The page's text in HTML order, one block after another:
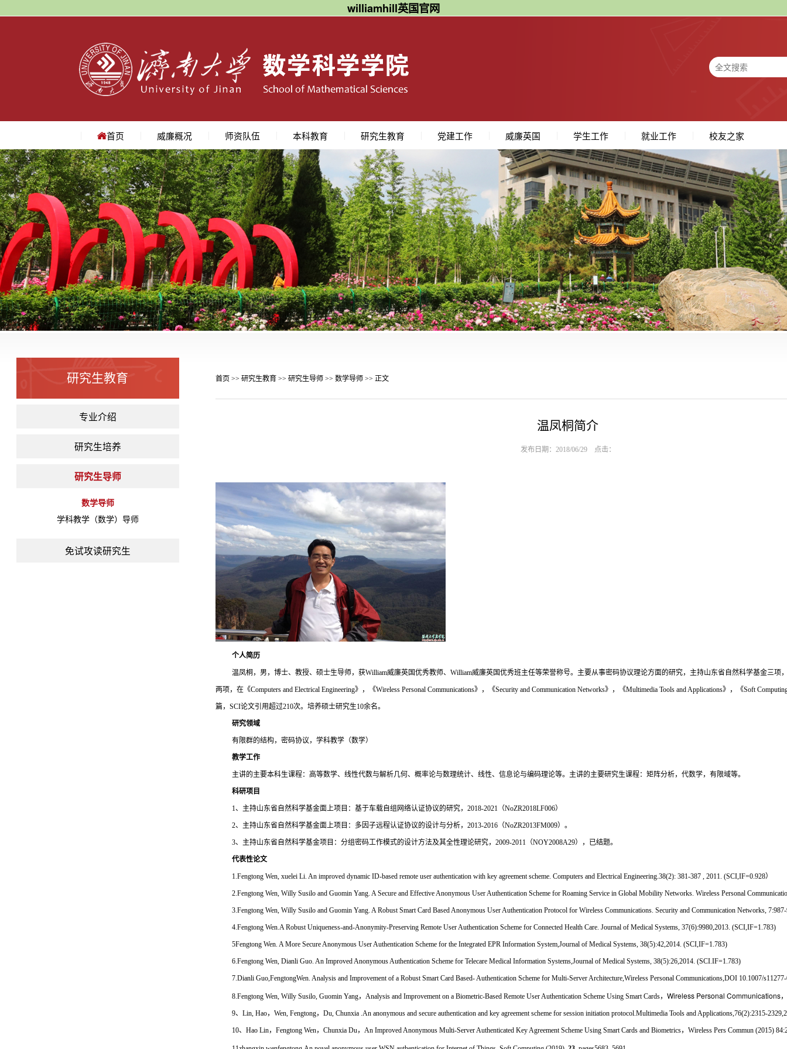
williamhill英国官网
首页 威廉概况
学院简介
学院领导
机构设置
院长寄语
地理位置
师资队伍
教授
副教授
讲师
名师访谈
本科教育
本科专业
培养方案
教学获奖
课程建设
教学研究
中学数学教学案例
研究生教育
专业介绍
研究生培养
研究生导师
免试攻读研究生
党建工作 威廉英国
数学与交叉科学研究中心
研究所
学术交流
学生工作
工作队伍
学工动态
团员之家
学生组织
学子风采
学生奖助
就业工作
就业指导
就业政策
历年考研
招聘信息
校友之家
研究生教育
专业介绍
研究生培养
研究生导师
数学导师
学科教学（数学）导师
免试攻读研究生
首页>> 研究生教育>> 研究生导师>> 数学导师>> 正文
温凤桐简介
发布日期：2018/06/29 点击：
个人简历
温凤桐，男，博士、教授、硕士生导师，获William威廉英国优秀教师、William威廉英国优秀班主任等荣誉称号。主要从事密码协议理论方面的研究，主持山东省自然科学基金三项
两项，在《Computers and Electrical Engineering》，《Wireless Personal Communications》，《Security and Communication Networks》，《Multimedia Tools and Applications》，《Soft
篇， SCI论文引用超过210次。培养硕士研究生10余名。
研究领域
有限群的结构，密码协议，学科教学（数学）
教学工作
主讲的主要本科生课程：高等数学、线性代数与解析几何、概率论与数理统计、线性、信息论与编码理论等。主讲的主要研究生课程：矩阵分析，代数学，有限域等。
科研项目
1、主持山东省自然科学基金面上项目：基于车载自组网络认证协议的研究， 2018-2021 （NoZR2018LF006）
2、主持山东省自然科学基金面上项目：多因子远程认证协议的设计与分析， 2013-2016（NoZR2013FM009）。
3、主持山东省自然科学基金项目：分组密码工作模式的设计方法及其全性理论研究， 2009-2011 （NOY2008A29），已结题。
代表性论文
1.Fengtong Wen, xuelei Li. An improved dynamic ID-based remote user authentication with key agreement scheme. Computers and Electrical Engineering.38(2): 381-387 , 2011. (SCI,IF=0.928）
2.Fengtong Wen, Willy Susilo and Guomin Yang. A Secure and Effective Anonymous User Authentication Scheme for Roaming Service in Global Mobility Networks. Wireless Personal
3.Fengtong Wen, Willy Susilo and Guomin Yang. A Robust Smart Card Based Anonymous User Authentication Protocol for Wireless Communications. Security and Communication Networks,
4.Fengtong Wen.A Robust Uniqueness-and-Anonymity-Preserving Remote User Authentication Scheme for Connected Health Care. Journal of Medical Systems, 37(6):9980,2013. (SCI,IF=1.783)
5Fengtong Wen. A More Secure Anonymous User Authentication Scheme for the Integrated EPR Information System,Journal of Medical Systems, 38(5):42,2014. (SCI,IF=1.783)
6.Fengtong Wen, Dianli Guo. An Improved Anonymous Authentication Scheme for Telecare Medical Information Systems,Journal of Medical Systems, 38(5):26,2014. (SCI.IF=1.783)
7.Dianli Guo,FengtongWen. Analysis and Improvement of a Robust Smart Card Based- Authentication Scheme for Multi-Server Architecture,Wireless Personal Communications,DOI 10.1007/
8. Fengtong Wen, Willy Susilo, Guomin Yang， Analysis and Improvement on a Biometric-Based Remote User Authentication Scheme Using Smart Cards， Wireless Personal Communications，
9、 Lin, Hao， Wen, Fengtong， Du, Chunxia .An anonymous and secure authentication and key agreement scheme for session initiation protocol.Multimedia Tools and Applications,76(2):2315-
10、 Hao Lin， Fengtong Wen， Chunxia Du， An Improved Anonymous Multi-Server Authenticated Key Agreement Scheme Using Smart Cards and Biometrics， Wireless Pers Commun (2015)